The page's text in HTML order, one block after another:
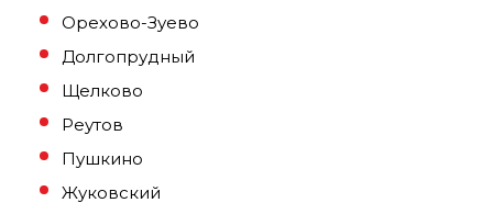
Орехово-Зуево
Долгопрудный
Щелково
Реутов
Пушкино
Жуковский